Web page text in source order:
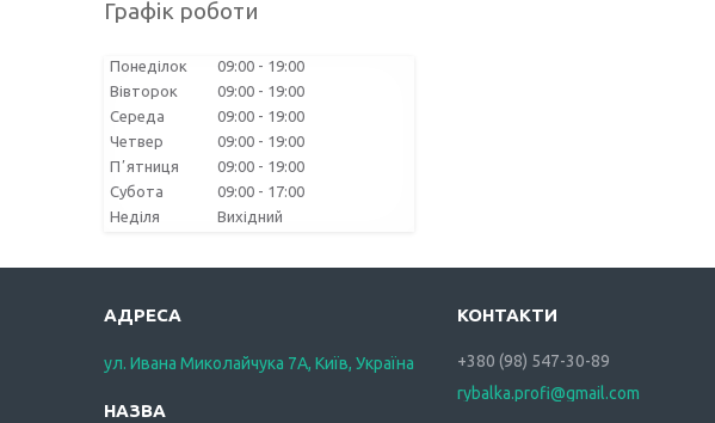
Графік роботи
Понеділок 09:00
19:00
Вівторок
09:00
19:00
Середа
09:00
19:00
Четвер
09:00
19:00
Пʼятниця
09:00
19:00
Субота
09:00
17:00
Неділя
Вихідний
ул. Ивана Миколайчука 7А, Київ, Україна
+380 (98) 547-30-89
rybalka.profi@gmail.com